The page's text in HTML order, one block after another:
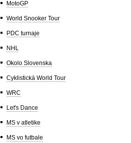
MotoGP
World Snooker Tour
PDC turnaje
NHL
Okolo Slovenska
Cyklistická World Tour
WRC
Let's Dance
MS v atletike
MS vo futbale